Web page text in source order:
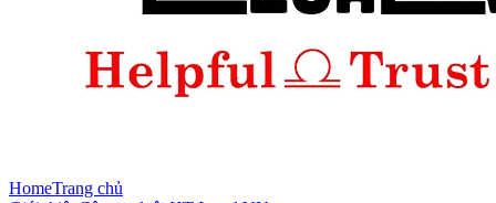
HomeTrang chủ